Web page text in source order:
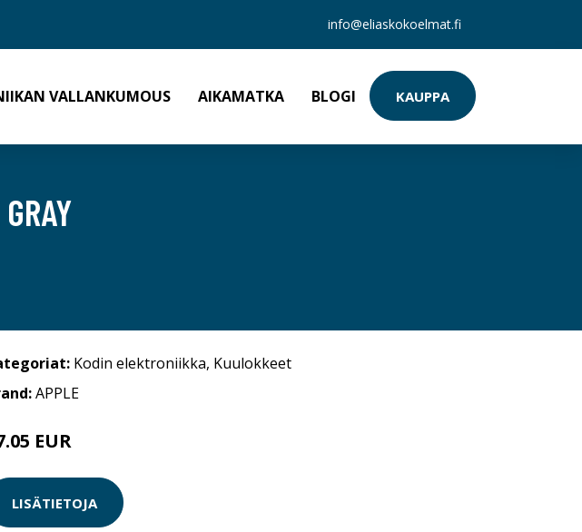
info@eliaskokoelmat.fi
VALLANKUMOUS AIKAMATKA BLOGI KAUPPA
Kodin elektroniikka, Kuulokkeet
APPLE
EUR
LISÄTIETOJA